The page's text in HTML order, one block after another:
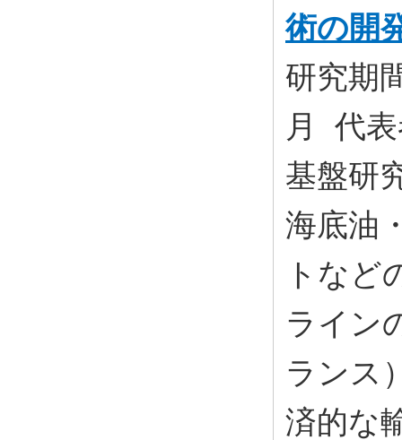
術の開
研究期
月 代
基盤研
海底油
トなど
ライン
ランス
済的な